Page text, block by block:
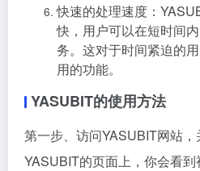
快速的处理速度：
快，用户可以在短时间
务。这对于时间紧迫的
用的功能。
YASUBIT的使用方法
第一步、 访问YASUBIT网站，
YASUBIT的页面上，你会看